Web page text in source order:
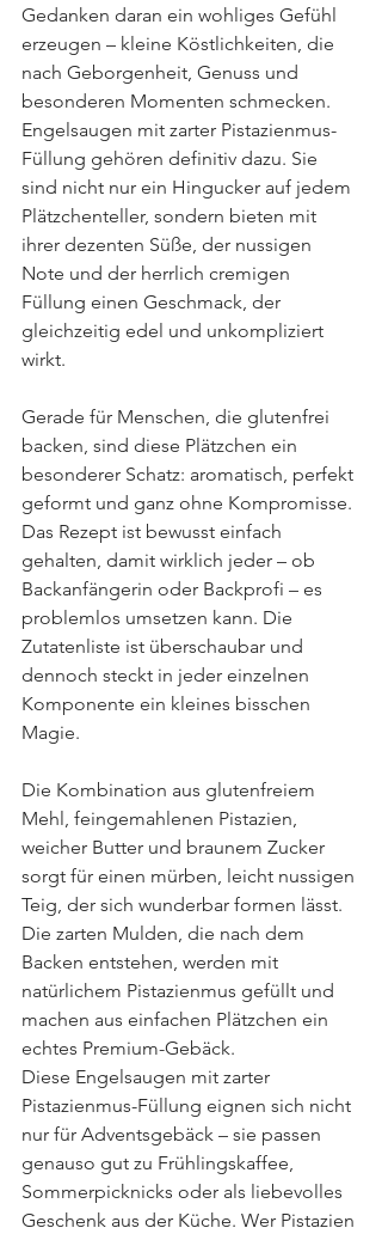
Gedanken daran ein wohliges Gefühl
erzeugen – kleine Köstlichkeiten, die
nach Geborgenheit, Genuss und
besonderen Momenten schmecken.
Engelsaugen mit zarter Pistazienmus-
Füllung gehören definitiv dazu. Sie
sind nicht nur ein Hingucker auf jedem
Plätzchenteller, sondern bieten mit
ihrer dezenten Süße, der nussigen
Note und der herrlich cremigen
Füllung einen Geschmack, der
gleichzeitig edel und unkompliziert
wirkt.
Gerade für Menschen, die glutenfrei
backen, sind diese Plätzchen ein
besonderer Schatz: aromatisch, perfekt
geformt und ganz ohne Kompromisse.
Das Rezept ist bewusst einfach
gehalten, damit wirklich jeder – ob
Backanfängerin oder Backprofi – es
problemlos umsetzen kann. Die
Zutatenliste ist überschaubar und
dennoch steckt in jeder einzelnen
Komponente ein kleines bisschen
Magie.
Die Kombination aus glutenfreiem
Mehl, feingemahlenen Pistazien,
weicher Butter und braunem Zucker
sorgt für einen mürben, leicht nussigen
Teig, der sich wunderbar formen lässt.
Die zarten Mulden, die nach dem
Backen entstehen, werden mit
natürlichem Pistazienmus gefüllt und
machen aus einfachen Plätzchen ein
echtes Premium-Gebäck.
Diese Engelsaugen mit zarter
Pistazienmus-Füllung eignen sich nicht
nur für Adventsgebäck – sie passen
genauso gut zu Frühlingskaffee,
Sommerpicknicks oder als liebevolles
Geschenk aus der Küche. Wer Pistazien